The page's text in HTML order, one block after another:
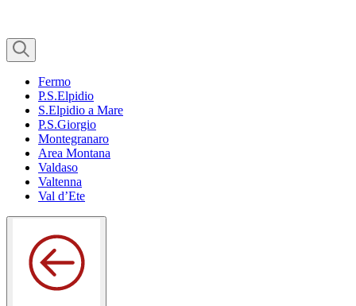
Fermo
P.S.Elpidio
S.Elpidio a Mare
P.S.Giorgio
Montegranaro
Area Montana
Valdaso
Valtenna
Val d’Ete